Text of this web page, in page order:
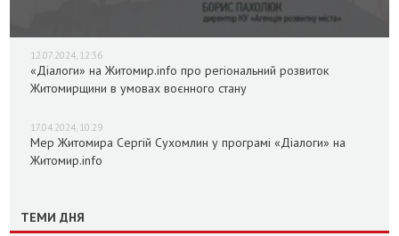
12.07.2024, 12:36
«Діалоги» на Житомир.info про регіональний розвиток
Житомирщини в умовах воєнного стану
17.04.2024, 10:29
Мер Житомира Сергій Сухомлин у програмі «Діалоги» на
Житомир.info
ТЕМИ ДНЯ